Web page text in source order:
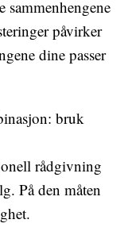
sammenhengene
påvirker
dine passer
bruk
rådgivning
På den måten